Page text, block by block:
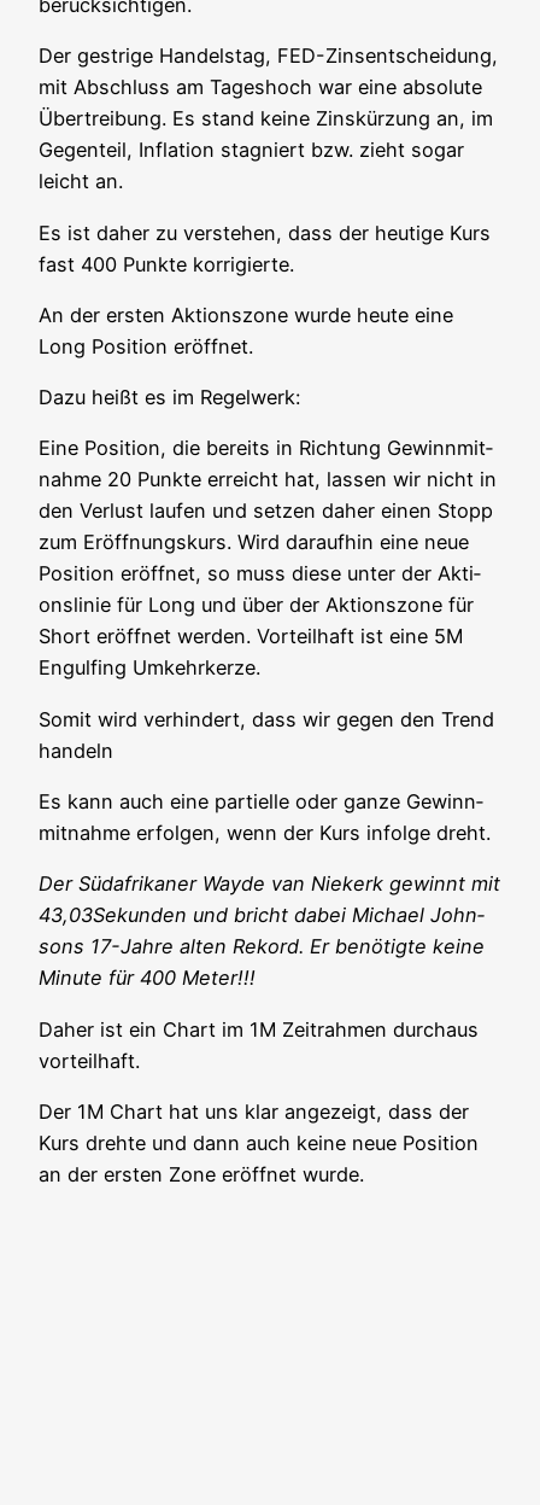
berücksichtigen.
Der gest­ri­ge Han­dels­tag, FED-Zins­ent­schei­dung,
mit Abschluss am Tages­hoch war eine abso­lu­te
Über­trei­bung. Es stand kei­ne Zins­kür­zung an, im
Gegen­teil, Infla­ti­on sta­gniert bzw. zieht sogar
leicht an.
Es ist daher zu ver­ste­hen, dass der heu­ti­ge Kurs
fast 400 Punk­te korrigierte.
An der ers­ten Akti­ons­zo­ne wur­de heu­te eine
Long Posi­ti­on eröffnet.
Dazu heißt es im Regelwerk:
Eine Posi­ti­on, die bereits in Rich­tung Gewinn­mit­
nah­me 20 Punk­te erreicht hat, las­sen wir nicht in
den Ver­lust lau­fen und set­zen daher einen Stopp
zum Eröff­nungs­kurs. Wird dar­auf­hin eine neue
Posi­ti­on eröff­net, so muss die­se unter der Akti­
ons­li­nie für Long und über der Akti­ons­zo­ne für
Short eröff­net wer­den. Vor­teil­haft ist eine 5M
Engul­fing Umkehrkerze.
Somit wird ver­hin­dert, dass wir gegen den Trend
handeln
Es kann auch eine par­ti­el­le oder gan­ze Gewinn­
mit­nah­me erfol­gen, wenn der Kurs infol­ge dreht.
Der Süd­afri­ka­ner Way­de van Nie­kerk gewinnt mit
43,03Sekunden und bricht dabei Micha­el John­
sons 17-Jah­re alten Rekord. Er benö­tig­te kei­ne
Minu­te für 400 Meter!!!
Daher ist ein Chart im 1M Zeit­rah­men durch­aus
vorteilhaft.
Der 1M Chart hat uns klar ange­zeigt, dass der
Kurs dreh­te und dann auch kei­ne neue Posi­ti­on
an der ers­ten Zone eröff­net wurde.